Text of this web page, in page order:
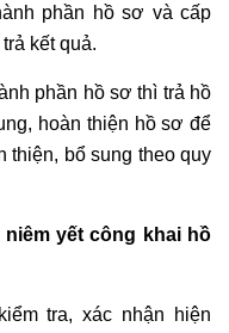
phần hồ sơ và cấp
kết quả.
phần hồ sơ thì trả hồ
hoàn thiện hồ sơ để
thiện, bổ sung theo quy
yết công khai hồ
tra, xác nhận hiện